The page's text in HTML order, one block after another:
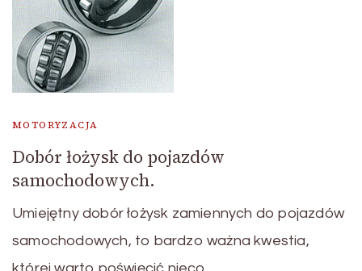
MOTORYZACJA
Dobór łożysk do pojazdów
samochodowych.
Umiejętny dobór łożysk zamiennych do pojazdów
samochodowych, to bardzo ważna kwestia,